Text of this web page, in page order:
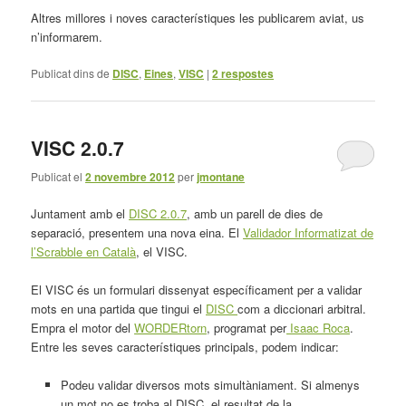
Altres millores i noves característiques les publicarem aviat, us
n’informarem.
Publicat dins de DISC, Eines,VISC |2respostes
VISC 2.0.7
Publicat el2 novembre 2012 perjmontane
Juntament amb el DISC 2.0.7, amb un parell de dies de
separació, presentem una nova eina. ElValidador Informatizat de
l’Scrabble en Català, el VISC.
El VISC és un formulari dissenyat específicament per a validar
mots en una partida que tingui el DISCcom a diccionari arbitral.
Empra el motor delWORDERtorn, programat perIsaac Roca.
Entre les seves característiques principals, podem indicar:
Podeu validar diversos mots simultàniament. Si almenys